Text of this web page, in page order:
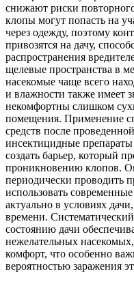
снижают риски
клопы могут попасть на
через одежду, поэтому
привозятся на дачу,
распространения
щелевые пространства в
насекомые чаще всего
и влажности также имеет
некомфортны слишком
помещения. Применение
средств после
инсектицидные
создать барьер, который
проникновению клопов.
периодически проводить
использовать
актуально в условиях
времени.
состоянию дачи
нежелательных
комфорт, что особенно
вероятностью заражения